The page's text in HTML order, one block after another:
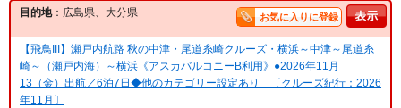
目的地：広島県、大分県 お気に入りに登録
【飛鳥III】瀬戸内航路 秋の中津・尾道糸崎クルーズ・横浜～中津～尾道糸
崎～（瀬戸内海）～横浜《アスカバルコニーB利用》●2026年11月
13（金）出航／6泊7日◆他のカテゴリー設定あり 〔クルーズ紀行：2026
年11月〕